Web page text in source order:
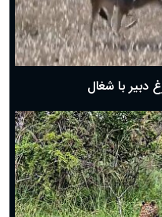
دبیر با شغال